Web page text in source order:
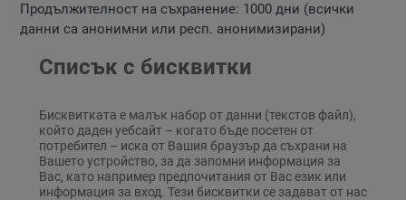
Продължителност на съхранение: 1000 дни (всички
данни са анонимни или респ. анонимизирани)
Списък с бисквитки
Бисквитката е малък набор от данни (текстов файл),
който даден уебсайт – когато бъде посетен от
потребител – иска от Вашия браузър да съхрани на
Вашето устройство, за да запомни информация за
Вас, като например предпочитания от Вас език или
информация за вход. Тези бисквитки се задават от нас